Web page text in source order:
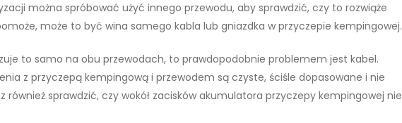
można spróbować użyć innego przewodu, aby sprawdzić, czy to rozwiąże
może to być wina samego kabla lub gniazdka w przyczepie kempingowej.
to samo na obu przewodach, to prawdopodobnie problemem jest kabel.
z przyczepą kempingową i przewodem są czyste, ściśle dopasowane i nie
również sprawdzić, czy wokół zacisków akumulatora przyczepy kempingowej nie